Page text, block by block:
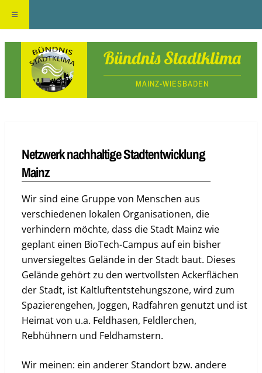
Bündnis Stadtklima
MAINZ-WIESBADEN
Netzwerk nachhaltige Stadtentwicklung
Mainz
Wir sind eine Gruppe von Menschen aus
verschiedenen lokalen Organisationen, die
verhindern möchte, dass die Stadt Mainz wie
geplant einen BioTech-Campus auf ein bisher
unversiegeltes Gelände in der Stadt baut. Dieses
Gelände gehört zu den wertvollsten Ackerflächen
der Stadt, ist Kaltluftentstehungszone, wird zum
Spazierengehen, Joggen, Radfahren genutzt und ist
Heimat von u.a. Feldhasen, Feldlerchen,
Rebhühnern und Feldhamstern.
Wir meinen: ein anderer Standort bzw. andere